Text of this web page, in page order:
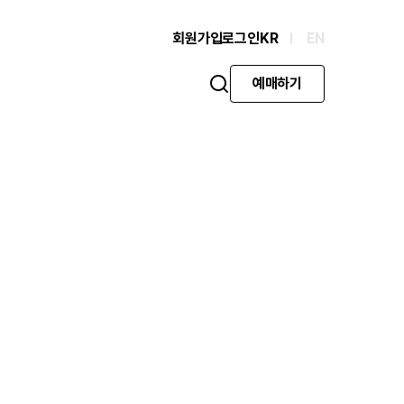
회원가입로그인KR EN
예매하기